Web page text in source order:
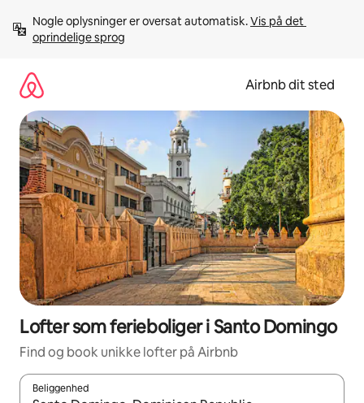
videre
Nogle oplysninger er oversat automatisk. Vis på det
oprindelige sprog
Airbnb dit sted
Lofter som ferieboliger i Santo Domingo
Find og book unikke lofter på Airbnb
Beliggenhed